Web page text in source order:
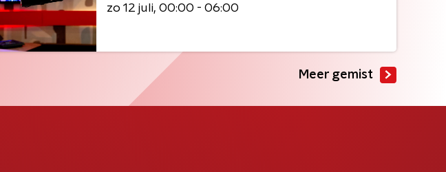
zo 12 juli 00:00 - 06:00
Meer gemist